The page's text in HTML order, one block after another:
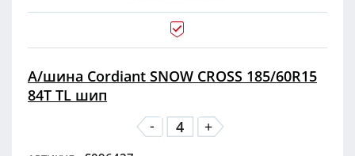
А/шина Cordiant SNOW CROSS 185/60R15
84T TL шип
-
+